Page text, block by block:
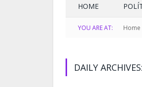
HOME
YOU ARE AT: Home
DAILY ARCHIVES: